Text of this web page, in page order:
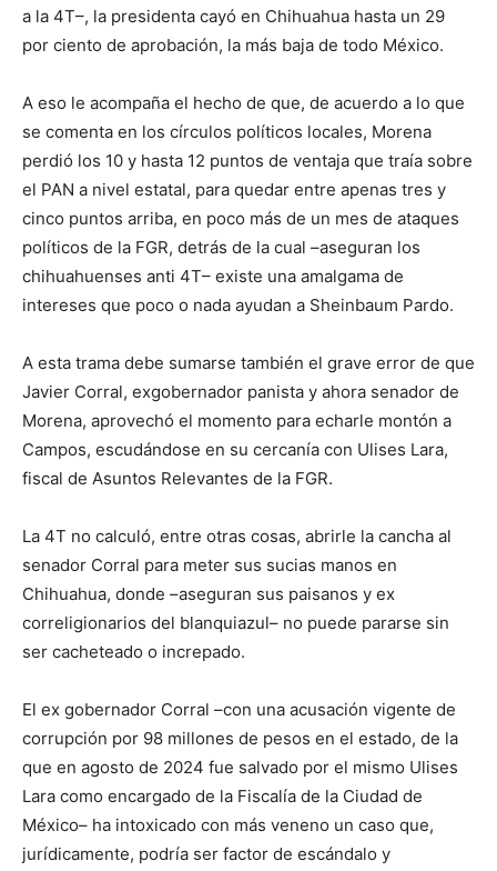
a la 4T–, la presidenta cayó en Chihuahua hasta un 29
por ciento de aprobación, la más baja de todo México.
A eso le acompaña el hecho de que, de acuerdo a lo que
se comenta en los círculos políticos locales, Morena
perdió los 10 y hasta 12 puntos de ventaja que traía sobre
el PAN a nivel estatal, para quedar entre apenas tres y
cinco puntos arriba, en poco más de un mes de ataques
políticos de la FGR, detrás de la cual –aseguran los
chihuahuenses anti 4T– existe una amalgama de
intereses que poco o nada ayudan a Sheinbaum Pardo.
A esta trama debe sumarse también el grave error de que
Javier Corral, exgobernador panista y ahora senador de
Morena, aprovechó el momento para echarle montón a
Campos, escudándose en su cercanía con Ulises Lara,
fiscal de Asuntos Relevantes de la FGR.
La 4T no calculó, entre otras cosas, abrirle la cancha al
senador Corral para meter sus sucias manos en
Chihuahua, donde –aseguran sus paisanos y ex
correligionarios del blanquiazul– no puede pararse sin
ser cacheteado o increpado.
El ex gobernador Corral –con una acusación vigente de
corrupción por 98 millones de pesos en el estado, de la
que en agosto de 2024 fue salvado por el mismo Ulises
Lara como encargado de la Fiscalía de la Ciudad de
México– ha intoxicado con más veneno un caso que,
jurídicamente, podría ser factor de escándalo y